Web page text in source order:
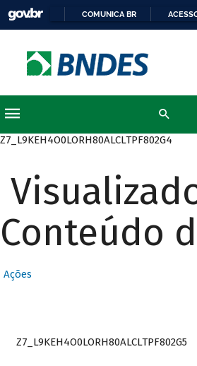
COMUNICA BR
Z7_L9KEH4O0LORH80ALCLTPF802G4
Conteúdo
Ações
Z7_L9KEH4O0LORH80ALCLTPF802G5